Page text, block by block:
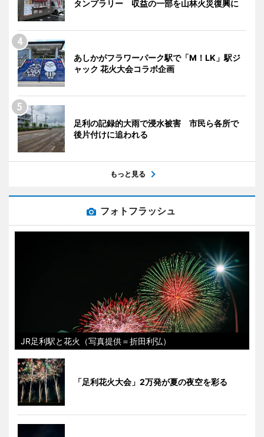
タンプラリー 収益の一部を山林火災復興に
あしかがフラワーパーク駅で「M！LK」駅ジ
ャック 花火大会コラボ企画
足利の記録的大雨で浸水被害 市民ら各所で
後片付けに追われる
もっと見る
フォトフラッシュ
JR足利駅と花火（写真提供＝折田利弘）
「足利花火大会」2万発が夏の夜空を彩る